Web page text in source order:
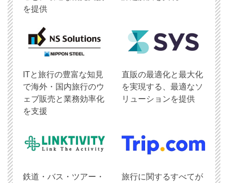
を提供
ITと旅行の豊富な知見
で海外・国内旅行のウ
ェブ販売と業務効率化
を支援
直販の最適化と最大化
を実現する、最適なソ
リューションを提供
鉄道・バス・ツアー・
旅行に関するすべてが